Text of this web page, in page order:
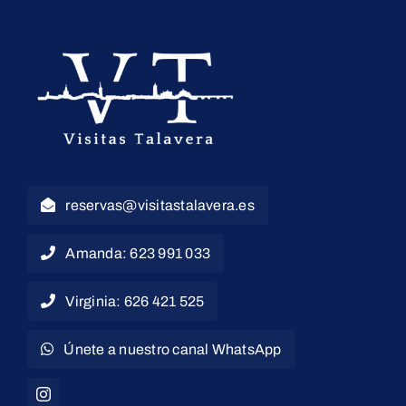
reservas@visitastalavera.es
Amanda: 623 991 033
Virginia: 626 421 525
Únete a nuestro canal WhatsApp